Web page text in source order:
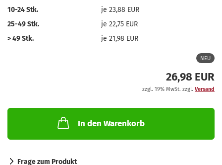
10-24 Stk.
je 23,88 EUR
25-49 Stk.
je 22,75 EUR
> 49 Stk.
je 21,98 EUR
NEU
26,98 EUR
zzgl. 19% MwSt. zzgl. Versand
In den Warenkorb
Frage zum Produkt